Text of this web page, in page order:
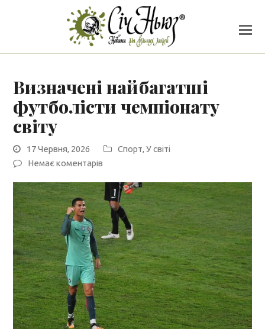
Визначені найбагатші
футболісти чемпіонату
світу
17 Червня, 2026 Спорт,У світі
Немає коментарів